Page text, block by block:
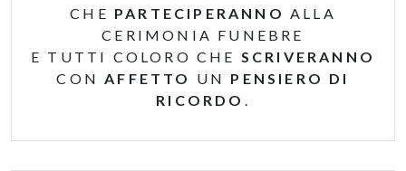
CHE PARTECIPERANNO ALLA
CERIMONIA FUNEBRE
E TUTTI COLORO CHE SCRIVERANNO
CONAFFETTO UN PENSIERO DI
RICORDO .